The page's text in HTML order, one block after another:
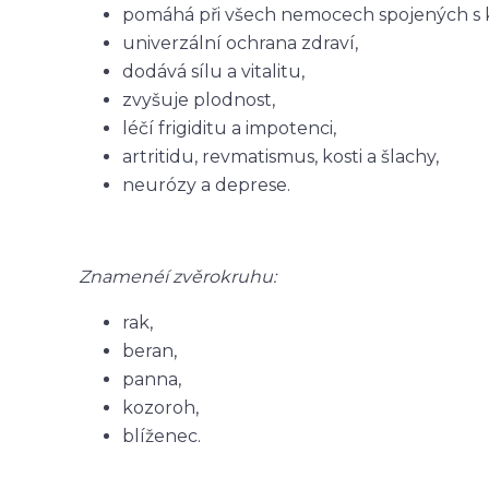
pomáhá při všech nemocech spojených s
univerzální ochrana zdraví,
dodává sílu a vitalitu,
zvyšuje plodnost,
léčí frigiditu a impotenci,
artritidu, revmatismus, kosti a šlachy,
neurózy a deprese.
Znamenéí zvěrokruhu:
rak,
beran,
panna,
kozoroh,
blíženec.